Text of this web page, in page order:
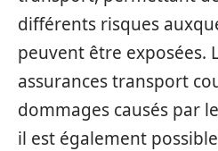
différents risques
peuvent être exposées.
assurances transport
dommages causés par
il est également